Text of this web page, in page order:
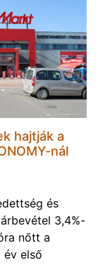
hajtják a
nál
és
3,4%-
nőtt a
első